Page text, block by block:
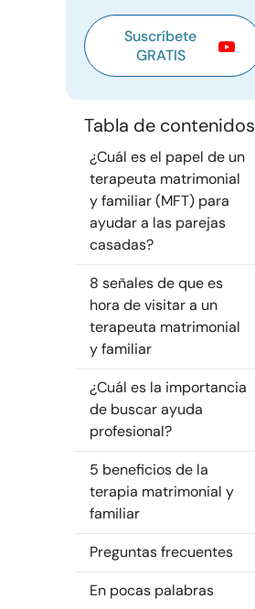
Suscríbete
GRATIS
Tabla de contenidos
¿Cuál es el papel de un
terapeuta matrimonial
y familiar (MFT) para
ayudar a las parejas
casadas?
8 señales de que es
hora de visitar a un
terapeuta matrimonial
y familiar
¿Cuál es la importancia
de buscar ayuda
profesional?
5 beneficios de la
terapia matrimonial y
familiar
Preguntas frecuentes
En pocas palabras